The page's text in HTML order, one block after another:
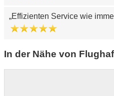
Effizienten Service wie
In der Nähe von